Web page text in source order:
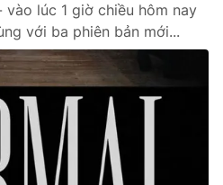
hình Việt Nam
lúc 1 giờ chiều hôm nay
với ba phiên bản mới...